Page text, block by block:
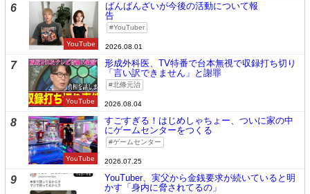
6
YouTube
ばんばんざいが今後の活動について報
告
YouTuber
2026.08.01
7
YouTube
形成外科医、TV特番で台本無視で収録打ち切り
「言い訳できません」と謝罪
北條元治
2026.08.04
8
YouTube
すごすぎる！はじめしゃちょー、ついに家の中
にゲームセンターをつくる
ゲームセンター
2026.07.25
9
YouTuber、実父から金銭要求が続いていると明
かす「身内に脅されてるの」